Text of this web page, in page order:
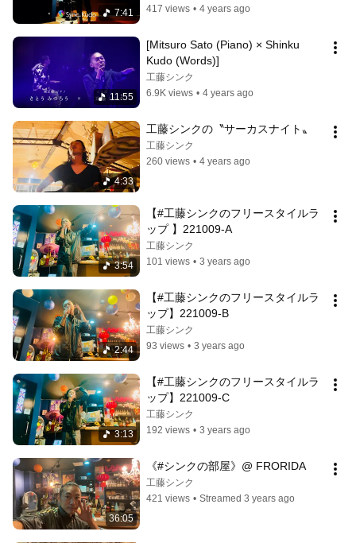
7:41
417 views • 4 years ago
11:55
[Mitsuro Sato (Piano) × Shinku
Kudo (Words)]
工藤シンク
6.9K views • 4 years ago
4:33
工藤シンクの〝サーカスナイト〟
工藤シンク
260 views • 4 years ago
3:54
【#工藤シンクのフリースタイルラ
ップ 】221009-A
工藤シンク
101 views • 3 years ago
2:44
【#工藤シンクのフリースタイルラ
ップ】221009-B
工藤シンク
93 views • 3 years ago
3:13
【#工藤シンクのフリースタイルラ
ップ】221009-C
工藤シンク
192 views • 3 years ago
36:05
《#シンクの部屋》@ FRORIDA
工藤シンク
421 views • Streamed 3 years ago